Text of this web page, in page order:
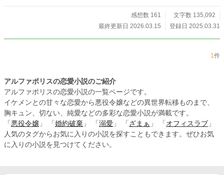
感想数 161
文字数 135,092
最終更新日 2026.03.15
登録日 2025.03.31
1件
アルファポリスの恋愛小説のご紹介
アルファポリスの恋愛小説の一覧ページです。
イケメンとの甘々な恋愛から悪役令嬢などの異世界転移ものまで、
胸キュン、切ない、純愛などの多彩な恋愛小説が満載です。
「 悪役令嬢 」 「 婚約破棄 」 「 溺愛 」 「 ざまぁ 」 「 オフィスラブ 」
人気のタグからお気に入りの小説を探すこともできます。ぜひお気
に入りの小説を見つけてください。